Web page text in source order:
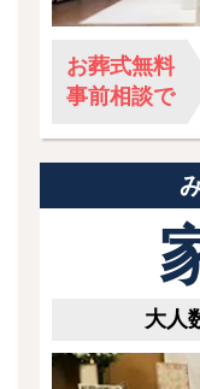
お葬式無料
事前相談で
大人